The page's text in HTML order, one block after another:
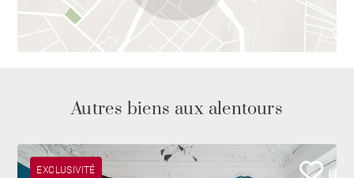
Autres biens aux alentours
EXCLUSIVITÉ